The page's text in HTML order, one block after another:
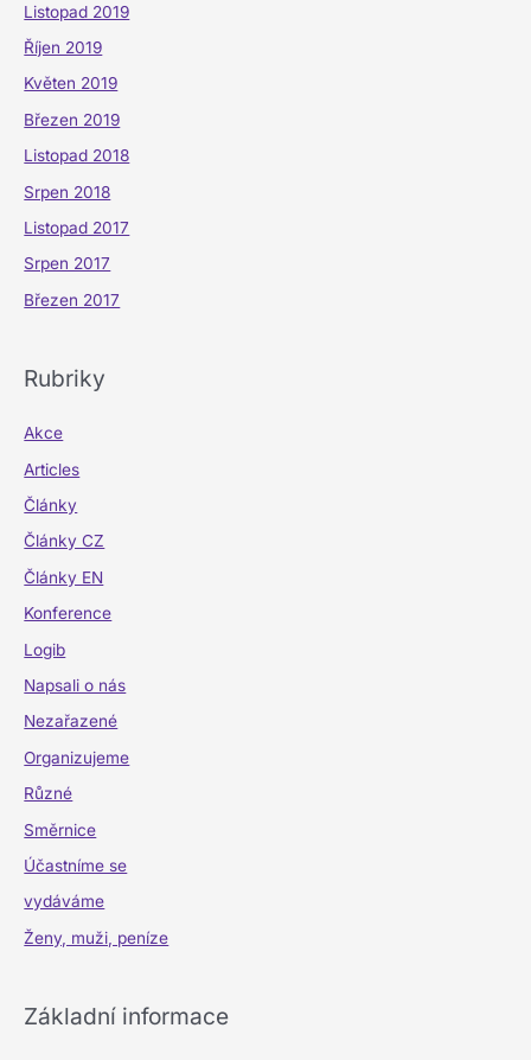
Listopad 2019
Říjen 2019
Květen 2019
Březen 2019
Listopad 2018
Srpen 2018
Listopad 2017
Srpen 2017
Březen 2017
Rubriky
Akce
Articles
Články
Články CZ
Články EN
Konference
Logib
Napsali o nás
Nezařazené
Organizujeme
Různé
Směrnice
Účastníme se
vydáváme
Ženy, muži, peníze
Základní informace